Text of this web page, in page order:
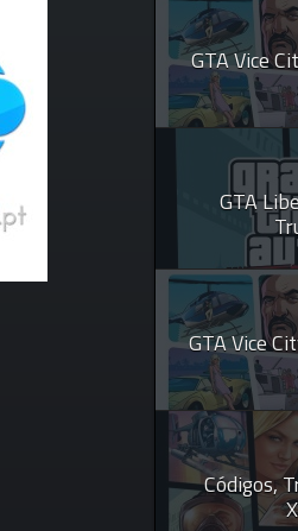
GTA Vice
GTA
GTA Vice
Códigos,